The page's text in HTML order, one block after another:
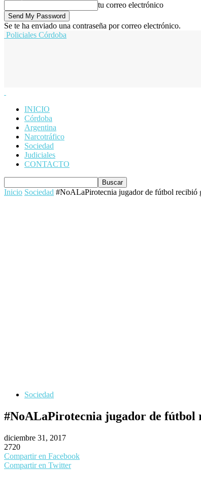
tu correo electrónico
Se te ha enviado una contraseña por correo electrónico.
Policiales Córdoba
INICIO
Córdoba
Argentina
Narcotráfico
Sociedad
Judiciales
CONTACTO
Inicio Sociedad #NoALaPirotecnia jugador de fútbol recibió
Sociedad
#NoALaPirotecnia jugador de fútbol
diciembre 31, 2017
2720
Compartir en Facebook
Compartir en Twitter